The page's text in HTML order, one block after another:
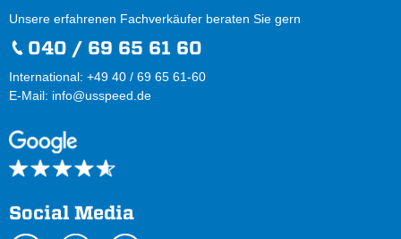
Unsere erfahrenen Fachverkäufer beraten Sie gern
040 / 69 65 61 60
International: +49 40 / 69 65 61-60
E-Mail: info@usspeed.de
Social Media